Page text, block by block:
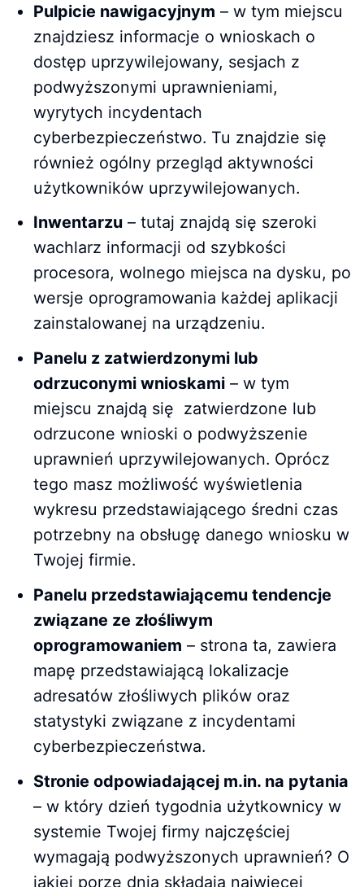
Pulpicie nawigacyjnym – w tym miejscu
znajdziesz informacje o wnioskach o
dostęp uprzywilejowany, sesjach z
podwyższonymi uprawnieniami,
wyrytych incydentach
cyberbezpieczeństwo. Tu znajdzie się
również ogólny przegląd aktywności
użytkowników uprzywilejowanych.
Inwentarzu– tutaj znajdą się szeroki
wachlarz informacji od szybkości
procesora, wolnego miejsca na dysku, po
wersje oprogramowania każdej aplikacji
zainstalowanej na urządzeniu.
Panelu z zatwierdzonymi lub
odrzuconymi wnioskami– w tym
miejscu znajdą się zatwierdzone lub
odrzucone wnioski o podwyższenie
uprawnień uprzywilejowanych. Oprócz
tego masz możliwość wyświetlenia
wykresu przedstawiającego średni czas
potrzebny na obsługę danego wniosku w
Twojej firmie.
Panelu przedstawiającemu tendencje
związane ze złośliwym
oprogramowaniem – strona ta, zawiera
mapę przedstawiającą lokalizacje
adresatów złośliwych plików oraz
statystyki związane z incydentami
cyberbezpieczeństwa.
Stronie odpowiadającej m.in. na pytania
– w który dzień tygodnia użytkownicy w
systemie Twojej firmy najczęściej
wymagają podwyższonych uprawnień? O
jakiej porze dnia składają najwięcej